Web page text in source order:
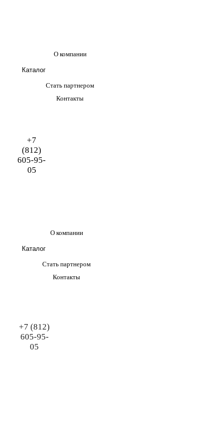
О компании
Каталог
Стать партнером
Контакты
+7
(812)
605-95-
05
О компании
Каталог
Стать партнером
Контакты
+7 (812)
605-95-
05